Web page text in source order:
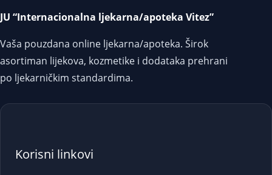
JU “Internacionalna ljekarna/apoteka Vitez”
Vaša pouzdana online ljekarna/apoteka. Širok
asortiman lijekova, kozmetike i dodataka prehrani
po ljekarničkim standardima.
Korisni linkovi